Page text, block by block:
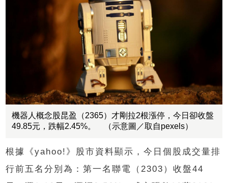
機器人概念股昆盈（2365）才剛拉2根漲停，今日卻收盤
49.85元，跌幅2.45%。 （示意圖／取自pexels）
根據《yahoo!》股市資料顯示，今日個股成交量排
行前五名分別為：第一名聯電（2303）收盤44